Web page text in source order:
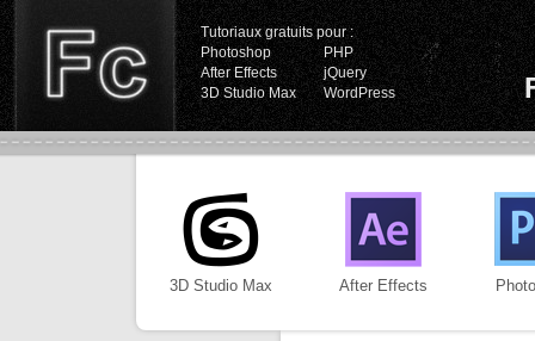
Tutoriaux gratuits pour :
Photoshop
PHP
After Effects
jQuery
3D Studio Max
WordPress
3D Studio Max After Effects